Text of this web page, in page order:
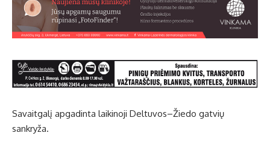
Savaitgalį apgadinta laikinoji Deltuvos–Žiedo gatvių
sankryža.